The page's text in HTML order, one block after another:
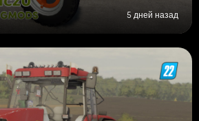
5 дней назад